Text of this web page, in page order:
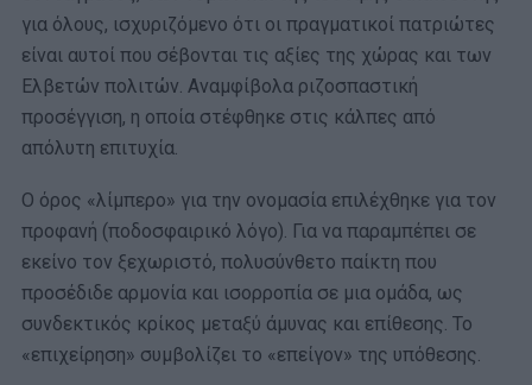
για όλους, ισχυριζόμενο ότι οι πραγματικοί πατριώτες
είναι αυτοί που σέβονται τις αξίες της χώρας και των
Ελβετών πολιτών. Αναμφίβολα ριζοσπαστική
προσέγγιση, η οποία στέφθηκε στις κάλπες από
απόλυτη επιτυχία.
Ο όρος «λίμπερο» για την ονομασία επιλέχθηκε για τον
προφανή (ποδοσφαιρικό λόγο). Για να παραμπέπει σε
εκείνο τον ξεχωριστό, πολυσύνθετο παίκτη που
προσέδιδε αρμονία και ισορροπία σε μια ομάδα, ως
συνδεκτικός κρίκος μεταξύ άμυνας και επίθεσης. Το
«επιχείρηση» συμβολίζει το «επείγον» της υπόθεσης.